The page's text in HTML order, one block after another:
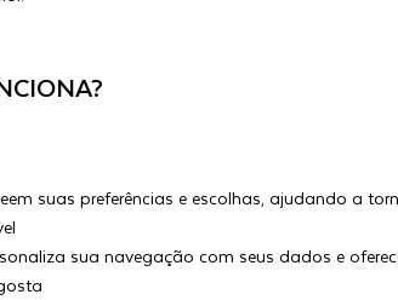
suas preferências e escolhas, ajudando a
sua navegação com seus dados e